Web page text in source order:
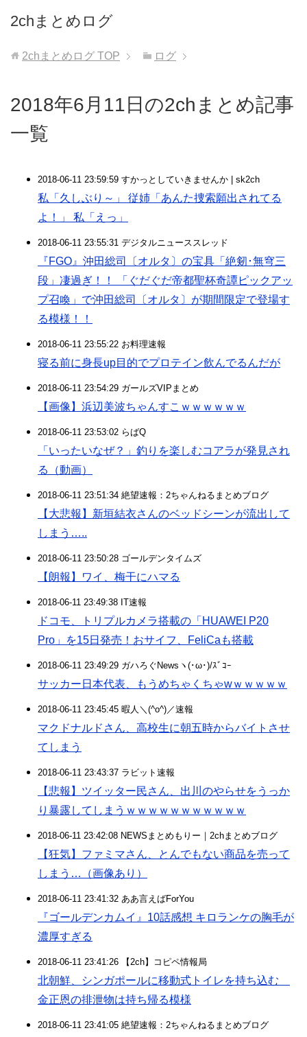
2chまとめログ
2chまとめログ TOP ログ
2018年6月11日の2chまとめ記事
一覧
2018-06-11 23:59:59 すかっとしていきませんか | sk2ch
私「久しぶり～」 従姉「あんた捜索願出されてる
よ！」 私「えっ」
2018-06-11 23:55:31 デジタルニューススレッド
『FGO』沖田総司〔オルタ〕の宝具「絶剱･無穹三
段」凄過ぎ！！ 「ぐだぐだ帝都聖杯奇譚ピックアッ
プ召喚」で沖田総司〔オルタ〕が期間限定で登場す
る模様！！
2018-06-11 23:55:22 お料理速報
寝る前に身長up目的でプロテイン飲んでるんだが
2018-06-11 23:54:29 ガールズVIPまとめ
【画像】浜辺美波ちゃんすこｗｗｗｗｗｗ
2018-06-11 23:53:02 らばQ
「いったいなぜ？」釣りを楽しむコアラが発見され
る（動画）
2018-06-11 23:51:34 絶望速報：2ちゃんねるまとめブログ
【大悲報】新垣結衣さんのベッドシーンが流出して
しまう…..
2018-06-11 23:50:28 ゴールデンタイムズ
【朗報】ワイ、梅干にハマる
2018-06-11 23:49:38 IT速報
ドコモ、トリプルカメラ搭載の「HUAWEI P20
Pro」を15日発売！おサイフ、FeliCaも搭載
2018-06-11 23:49:29 ガハろぐNewsヽ(･ω･)/ｽﾞｺｰ
サッカー日本代表、もうめちゃくちゃwｗｗｗｗｗ
2018-06-11 23:45:45 暇人＼(^o^)／速報
マクドナルドさん、高校生に朝五時からバイトさせ
てしまう
2018-06-11 23:43:37 ラビット速報
【悲報】ツイッター民さん、出川のやらせをうっか
り暴露してしまうｗｗｗｗｗｗｗｗｗｗｗ
2018-06-11 23:42:08 NEWSまとめもりー｜2chまとめブログ
【狂気】ファミマさん、とんでもない商品を売って
しまう…（画像あり）
2018-06-11 23:41:32 ああ言えばForYou
『ゴールデンカムイ』10話感想 キロランケの胸毛が
濃厚すぎる
2018-06-11 23:41:26 【2ch】コピペ情報局
北朝鮮、シンガポールに移動式トイレを持ち込む
金正恩の排泄物は持ち帰る模様
2018-06-11 23:41:05 絶望速報：2ちゃんねるまとめブログ